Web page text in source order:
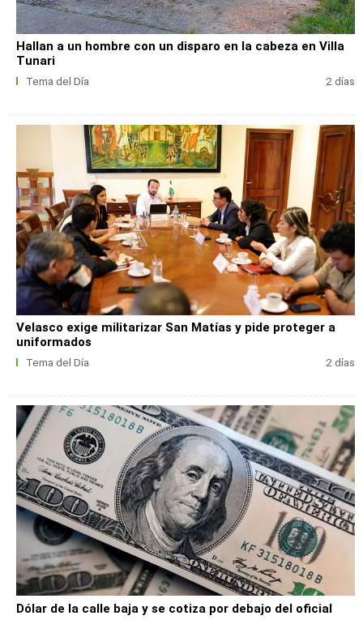
Hallan a un hombre con un disparo en la cabeza en Villa
Tunari
Tema del Día 2 días
Velasco exige militarizar San Matías y pide proteger a
uniformados
Tema del Día 2 días
Dólar de la calle baja y se cotiza por debajo del oficial